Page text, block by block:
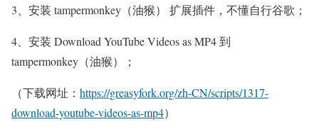
3、安装 tampermonkey（油猴） 扩展插件，不懂自行谷歌；
4、安装 Download YouTube Videos as MP4 到
tampermonkey（油猴）；
（下载网址： https://greasyfork.org/zh-CN/scripts/1317-
download-youtube-videos-as-mp4）